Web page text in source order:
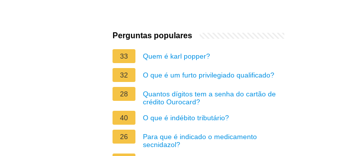
Perguntas populares
33 Quem é karl popper?
32 O que é um furto privilegiado qualificado?
28
Quantos dígitos tem a senha do cartão de
crédito Ourocard?
40
O que é indébito tributário?
26
Para que é indicado o medicamento
secnidazol?